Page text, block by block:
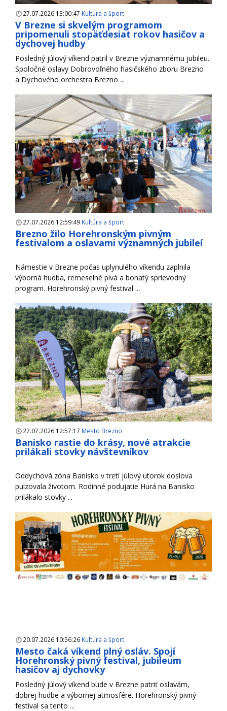
27.07.2026 13:00:47 Kultúra a šport
V Brezne si skvelým programom
pripomenuli stopäťdesiat rokov hasičov a
dychovej hudby
Posledný júlový víkend patril v Brezne významnému jubileu.
Spoločné oslavy Dobrovoľného hasičského zboru Brezno
a Dychového orchestra Brezno ...
27.07.2026 12:59:49 Kultúra a šport
Brezno žilo Horehronským pivným
festivalom a oslavami významných jubileí
Námestie v Brezne počas uplynulého víkendu zaplnila
výborná hudba, remeselné pivá a bohatý sprievodný
program. Horehronský pivný festival ...
27.07.2026 12:57:17 Mesto Brezno
Banisko rastie do krásy, nové atrakcie
prilákali stovky návštevníkov
Oddychová zóna Banisko v tretí júlový utorok doslova
pulzovala životom. Rodinné podujatie Hurá na Banisko
prilákalo stovky ...
20.07.2026 10:56:26 Kultúra a šport
Mesto čaká víkend plný osláv. Spojí
Horehronský pivný festival, jubileum
hasičov aj dychovky
Posledný júlový víkend bude v Brezne patriť oslavám,
dobrej hudbe a výbornej atmosfére. Horehronský pivný
festival sa tento ...